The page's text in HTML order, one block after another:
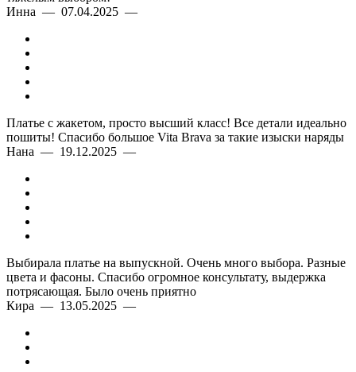
Инна — 07.04.2025 —
Платье с жакетом, просто высший класс! Все детали идеально
пошиты! Спасибо большое Vita Brava за такие изыски наряды
Нана — 19.12.2025 —
Выбирала платье на выпускной. Очень много выбора. Разные
цвета и фасоны. Спасибо огромное консультату, выдержка
потрясающая. Было очень приятно
Кира — 13.05.2025 —